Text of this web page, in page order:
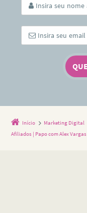
Início Marketing Digital
Afiliados | Papo com Alex Vargas